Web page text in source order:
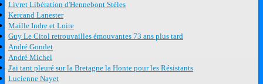
Livret Libération d'Hennebont Stèles
Kercand Lanester
Maille Indre et Loire
Guy Le Citol retrouvailles émouvantes 73 ans plus tard
André Gondet
André Michel
J'ai tant pleuré sur la Bretagne la Honte pour les Résistants
Lucienne Nayet